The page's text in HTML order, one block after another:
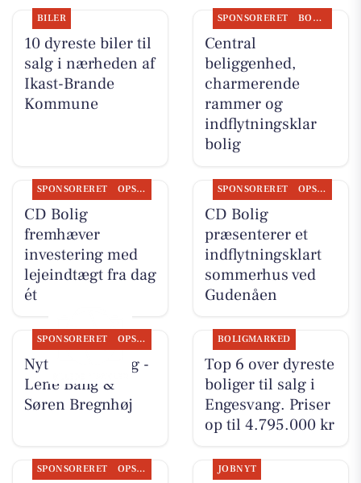
BILER
10 dyreste biler til
salg i nærheden af
Ikast-Brande
Kommune
SPONSORERET BOLIGMARKED
Central
beliggenhed,
charmerende
rammer og
indflytningsklar
bolig
SPONSORERET OPSLAGSTAVLEN
CD Bolig
fremhæver
investering med
lejeindtægt fra dag
ét
SPONSORERET OPSLAGSTAVLEN
CD Bolig
præsenterer et
indflytningsklart
sommerhus ved
Gudenåen
SPONSORERET OPSLAGSTAVLEN
Nyt fra CD Bolig -
Lene Bang &
Søren Bregnhøj
BOLIGMARKED
Top 6 over dyreste
boliger til salg i
Engesvang. Priser
op til 4.795.000 kr
SPONSORERET OPSLAGSTAVLEN JOBNYT